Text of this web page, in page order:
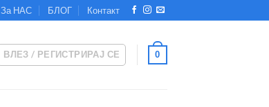
За НАС БЛОГ Контакт
ВЛЕЗ / РЕГИСТРИРАЈ СЕ 0